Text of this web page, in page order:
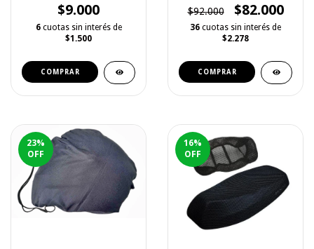
$9.000
6cuotas sin interés de
$1.500
COMPRAR
$92.000
$82.000
36 cuotas sin interés de
$2.278
COMPRAR
23%
OFF
16%
OFF